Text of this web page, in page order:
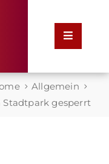
Allgemein
Stadtpark gesperrt